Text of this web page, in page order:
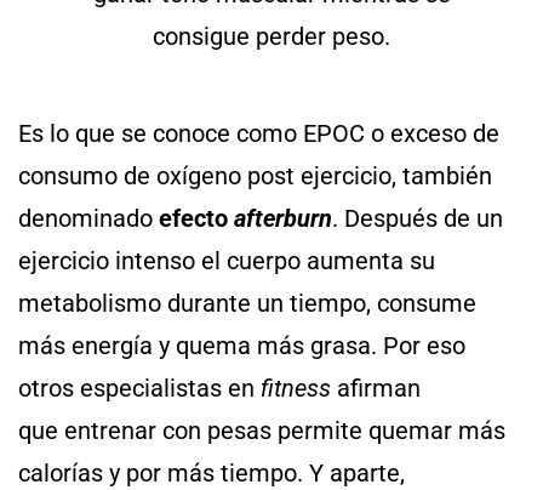
Es lo que se conoce como EPOC o exceso de
consumo de oxígeno post ejercicio, también
denominado efecto afterburn. Después de un
ejercicio intenso el cuerpo aumenta su
metabolismo durante un tiempo, consume
más energía y quema más grasa. Por eso
otros especialistas en fitness afirman
que entrenar con pesas permite quemar más
calorías y por más tiempo. Y aparte,